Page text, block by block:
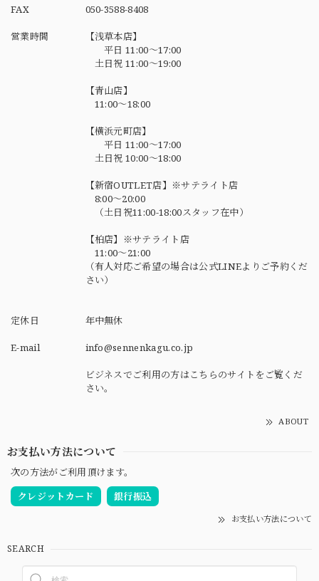
FAX 050-3588-8408
営業時間
【浅草本店】
平日 11:00～17:00
土日祝 11:00～19:00
【青山店】
11:00～18:00
【横浜元町店】
平日 11:00～17:00
土日祝 10:00～18:00
【新宿OUTLET店】※サテライト店
8:00～20:00
（土日祝11:00-18:00スタッフ在中）
【柏店】※サテライト店
11:00～21:00
（有人対応ご希望の場合は公式LINEよりご予約くだ
さい）
定休日 年中無休
E-mail info@sennenkagu.co.jp
ビジネスでご利用の方はこちらのサイトをご覧くだ
さい。
ABOUT
お支払い方法について
次の方法がご利用頂けます。
クレジットカード
銀行振込
お支払い方法について
SEARCH